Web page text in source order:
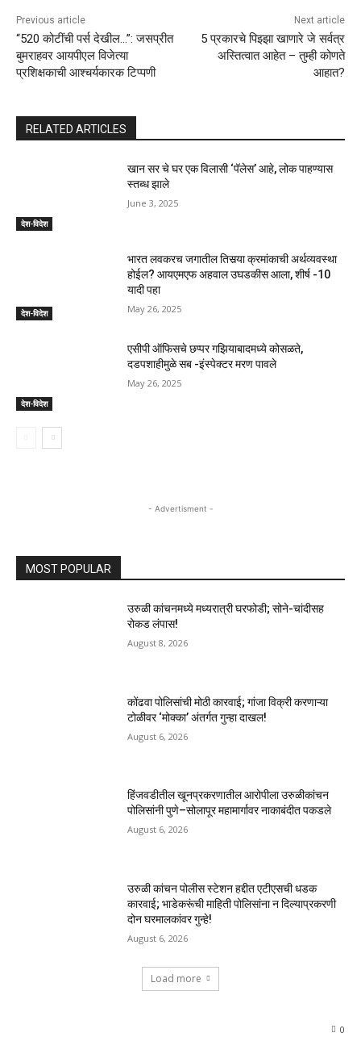
Previous article
“520 कोटींची पर्स देखील…”: जसप्रीत
बुमराहवर आयपीएल विजेत्या
प्रशिक्षकाची आश्चर्यकारक टिप्पणी
Next article
5 प्रकारचे पिझ्झा खाणारे जे सर्वत्र
अस्तित्वात आहेत – तुम्ही कोणते
आहात?
RELATED ARTICLES
देश-विदेश
खान सर चे घर एक विलासी ‘पॅलेस’ आहे, लोक पाहण्यास
स्तब्ध झाले
June 3, 2025
देश-विदेश
भारत लवकरच जगातील तिसर्‍या क्रमांकाची अर्थव्यवस्था
होईल? आयएमएफ अहवाल उघडकीस आला, शीर्ष -10
यादी पहा
May 26, 2025
देश-विदेश
एसीपी ऑफिसचे छप्पर गझियाबादमध्ये कोसळते,
दडपशाहीमुळे सब -इंस्पेक्टर मरण पावले
May 26, 2025
- Advertisment -
MOST POPULAR
उरुळी कांचनमध्ये मध्यरात्री घरफोडी; सोने-चांदीसह
रोकड लंपास!
August 8, 2026
कोंढवा पोलिसांची मोठी कारवाई; गांजा विक्री करणाऱ्या
टोळीवर ‘मोक्का’ अंतर्गत गुन्हा दाखल!
August 6, 2026
हिंजवडीतील खूनप्रकरणातील आरोपीला उरुळीकांचन
पोलिसांनी पुणे–सोलापूर महामार्गावर नाकाबंदीत पकडले
August 6, 2026
उरुळी कांचन पोलीस स्टेशन हद्दीत एटीएसची धडक
कारवाई; भाडेकरूंची माहिती पोलिसांना न दिल्याप्रकरणी
दोन घरमालकांवर गुन्हे!
August 6, 2026
Load more
0